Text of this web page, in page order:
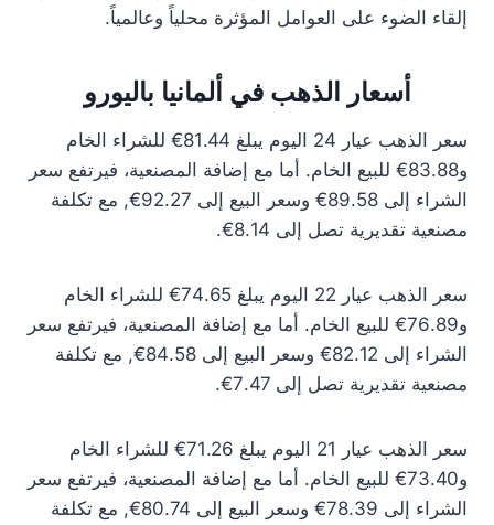
إلقاء الضوء على العوامل المؤثرة محلياً وعالمياً.
أسعار الذهب في ألمانيا باليورو
سعر الذهب عيار 24 اليوم يبلغ 81.44€ للشراء الخام
و83.88€ للبيع الخام. أما مع إضافة المصنعية، فيرتفع سعر
الشراء إلى 89.58€ وسعر البيع إلى 92.27€, مع تكلفة
مصنعية تقديرية تصل إلى 8.14€.
سعر الذهب عيار 22 اليوم يبلغ 74.65€ للشراء الخام
و76.89€ للبيع الخام. أما مع إضافة المصنعية، فيرتفع سعر
الشراء إلى 82.12€ وسعر البيع إلى 84.58€, مع تكلفة
مصنعية تقديرية تصل إلى 7.47€.
سعر الذهب عيار 21 اليوم يبلغ 71.26€ للشراء الخام
و73.40€ للبيع الخام. أما مع إضافة المصنعية، فيرتفع سعر
الشراء إلى 78.39€ وسعر البيع إلى 80.74€, مع تكلفة